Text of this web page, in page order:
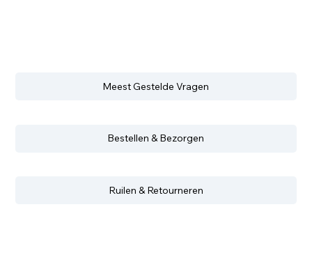
Meest Gestelde Vragen
Bestellen & Bezorgen
Ruilen & Retourneren